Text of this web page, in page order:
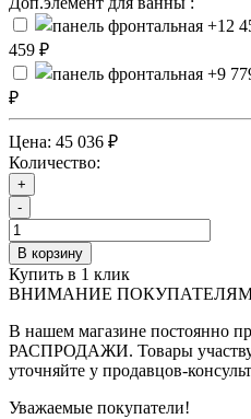
459 ₽
₽
Цена: 45 036 ₽
Количество:
+
-
В корзину
Купить в 1 клик
ВНИМАНИЕ
В нашем магазине постоянно
РАСПРОДАЖИ. Товары
уточняйте у продавцов-
Уважаемые покупатели!